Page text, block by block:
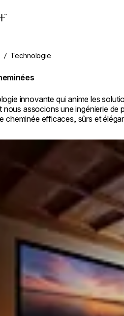
/ Technologie
innovante qui anime les
associons une ingénierie de
cheminée efficaces, sûrs et